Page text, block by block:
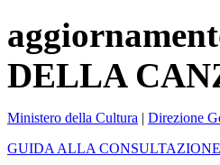
DELLA
Ministero della Cultura | Direzione
GUIDA ALLA CONSULTAZIONE